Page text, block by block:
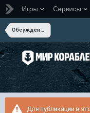
Игры Сервисы
Обсуждение Мира Кораблей
Для публикации в